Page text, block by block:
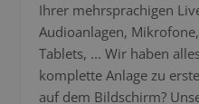
Ihrer mehrsprachigen
Audioanlagen,
Tablets, ... Wir haben
komplette Anlage zu
auf dem Bildschirm?